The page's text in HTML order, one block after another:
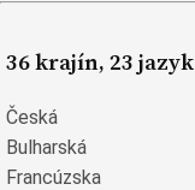
36 krajín, 23
Česká
Bulharská
Francúzska